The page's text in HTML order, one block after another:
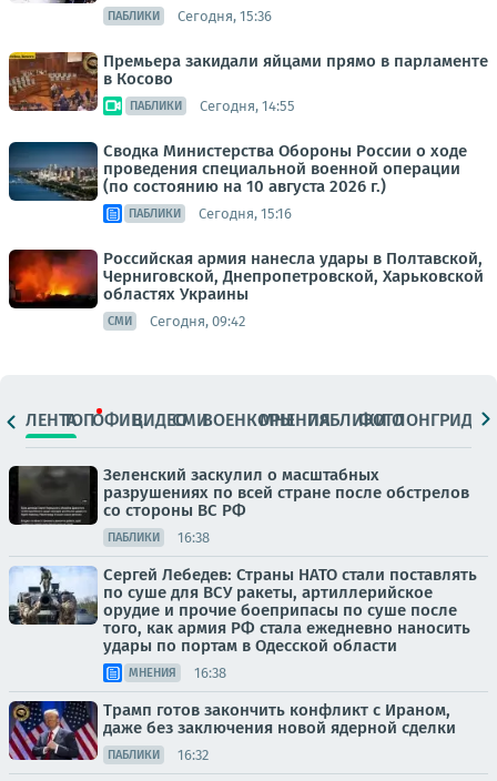
ПАБЛИКИ Сегодня, 15:36
Премьера закидали яйцами прямо в парламенте
в Косово
ПАБЛИКИ Сегодня, 14:55
Сводка Министерства Обороны России о ходе
проведения специальной военной операции
(по состоянию на 10 августа 2026 г.)
ПАБЛИКИ Сегодня, 15:16
Российская армия нанесла удары в Полтавской,
Черниговской, Днепропетровской, Харьковской
областях Украины
СМИ Сегодня, 09:42
ЛЕНТАТОПОФИЦ.ВИДЕОСМИВОЕНКОРЫМНЕНИЯПАБЛИКИ
ФОТОЛОНГРИДЫ
Зеленский заскулил о масштабных
разрушениях по всей стране после обстрелов
со стороны ВС РФ
ПАБЛИКИ 16:38
Сергей Лебедев: Страны НАТО стали поставлять
по суше для ВСУ ракеты, артиллерийское
орудие и прочие боеприпасы по суше после
того, как армия РФ стала ежедневно наносить
удары по портам в Одесской области
МНЕНИЯ 16:38
Трамп готов закончить конфликт с Ираном,
даже без заключения новой ядерной сделки
ПАБЛИКИ 16:32